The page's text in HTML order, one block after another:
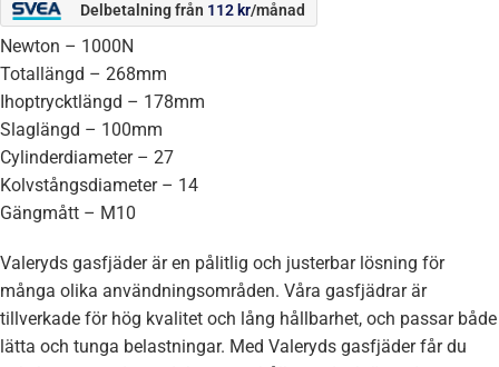
Delbetalning från 112 kr/månad
Newton – 1000N
Totallängd – 268mm
Ihoptrycktlängd – 178mm
Slaglängd – 100mm
Cylinderdiameter – 27
Kolvstångsdiameter – 14
Gängmått – M10
Valeryds gasfjäder är en pålitlig och justerbar lösning för
många olika användningsområden. Våra gasfjädrar är
tillverkade för hög kvalitet och lång hållbarhet, och passar både
lätta och tunga belastningar. Med Valeryds gasfjäder får du